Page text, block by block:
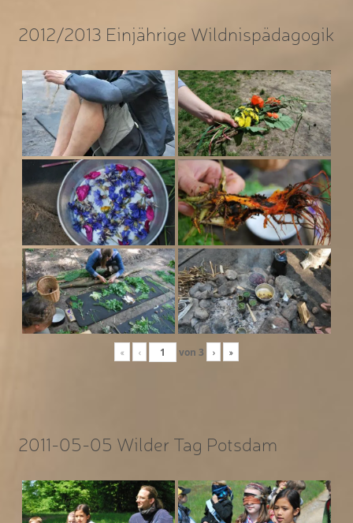
2012/2013 Einjährige Wildnispädagogik
« ‹ von 3 › »
2011-05-05 Wilder Tag Potsdam